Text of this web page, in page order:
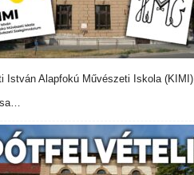
István Alapfokú Művészeti Iskola (KIMI)